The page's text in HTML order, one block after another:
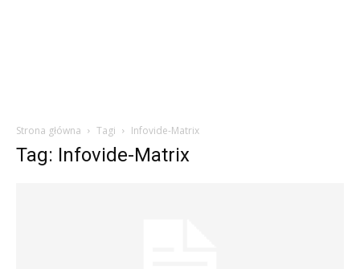
Strona główna Tagi Infovide-Matrix
Tag: Infovide-Matrix